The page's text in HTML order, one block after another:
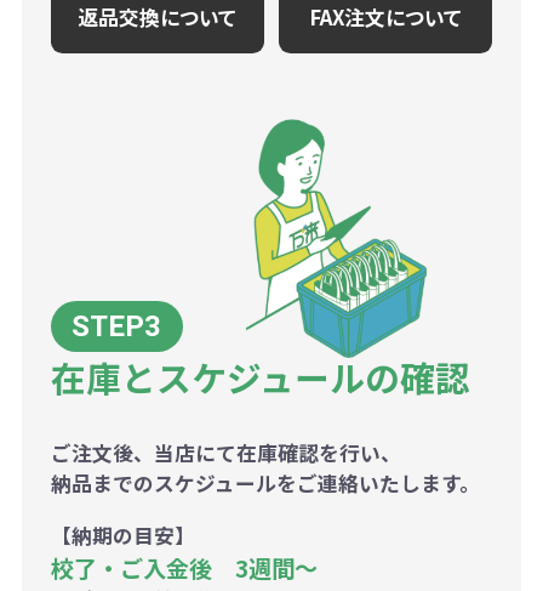
返品交換について FAX注文について
在庫とスケジュールの確認
ご注文後、当店にて在庫確認を行い、
納品までのスケジュールをご連絡いたします。
【納期の目安】
校了・ご入金後 3週間～